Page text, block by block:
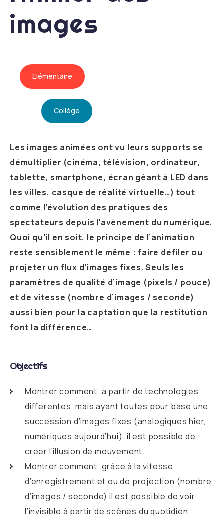
images
Elémentaire
Collège
Les images animées ont vu leurs supports se
démultiplier (cinéma, télévision, ordinateur,
tablette, smartphone, écran géant à LED dans
les villes, casque de réalité virtuelle…) tout
comme l’évolution des pratiques des
spectateurs depuis l’avènement du numérique.
Quoi qu’il en soit, le principe de l’animation
reste sensiblement le même : faire défiler ou
projeter un flux d’images fixes. Seuls les
paramètres de qualité d’image (pixels / pouce)
et de vitesse (nombre d’images / seconde)
aussi bien pour la captation que la restitution
font la différence…
Objectifs
Montrer comment, à partir de technologies
différentes, mais ayant toutes pour base une
succession d’images fixes (analogiques hier,
numériques aujourd’hui), il est possible de
créer l’illusion de mouvement.
Montrer comment, grâce à la vitesse
d’enregistrement et ou de projection (nombre
d’images / seconde) il est possible de voir
l’invisible à partir de scènes du quotidien.